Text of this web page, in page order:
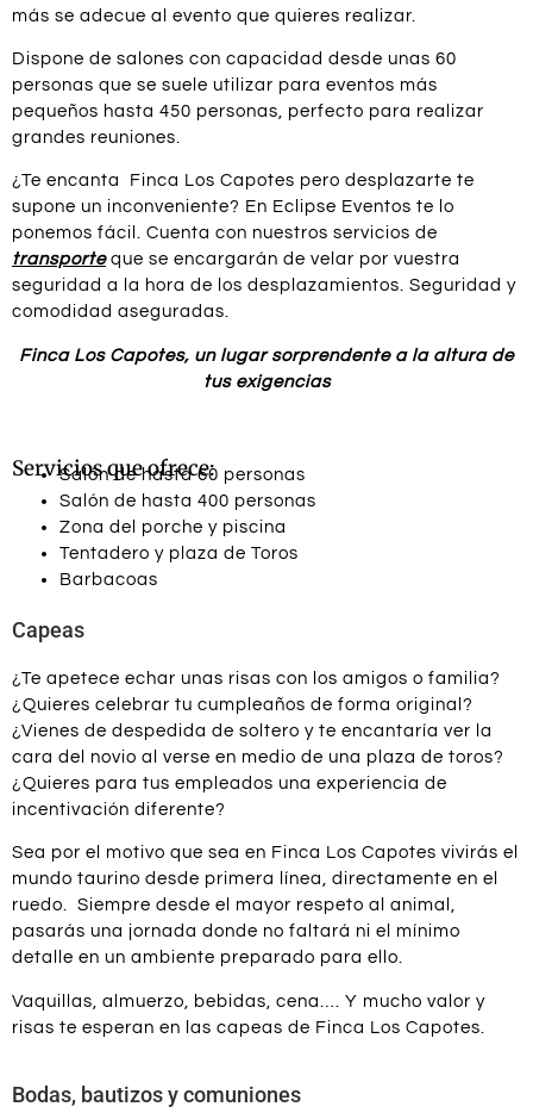
más se adecue al evento que quieres realizar.
Dispone de salones con capacidad desde unas 60
personas que se suele utilizar para eventos más
pequeños hasta 450 personas, perfecto para realizar
grandes reuniones.
¿Te encanta Finca Los Capotes pero desplazarte te
supone un inconveniente? En Eclipse Eventos te lo
ponemos fácil. Cuenta con nuestros servicios de
transporteque se encargarán de velar por vuestra
seguridad a la hora de los desplazamientos. Seguridad y
comodidad aseguradas.
Finca Los Capotes, un lugar sorprendente a la altura de
tus exigencias
Servicios que ofrece:
Salón de hasta 60 personas
Salón de hasta 400 personas
Zona del porche y piscina
Tentadero y plaza de Toros
Barbacoas
Capeas
¿Te apetece echar unas risas con los amigos o familia?
¿Quieres celebrar tu cumpleaños de forma original?
¿Vienes de despedida de soltero y te encantaría ver la
cara del novio al verse en medio de una plaza de toros?
¿Quieres para tus empleados una experiencia de
incentivación diferente?
Sea por el motivo que sea en Finca Los Capotes vivirás el
mundo taurino desde primera línea, directamente en el
ruedo. Siempre desde el mayor respeto al animal,
pasarás una jornada donde no faltará ni el mínimo
detalle en un ambiente preparado para ello.
Vaquillas, almuerzo, bebidas, cena…. Y mucho valor y
risas te esperan en las capeas de Finca Los Capotes.
Bodas, bautizos y comuniones